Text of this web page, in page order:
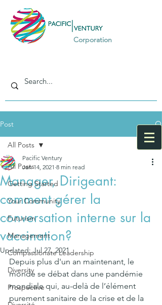
Corporation
Post
All Posts
Getting Started
Your Community
Futurism
Management
Compassionate Leadership
Diversity
Prospective
All Posts
Manager, Dirigeant:
comment gérer la
conversation interne sur la
vaccination?
Pacific Ventury
Jan 14, 2021 8 min read
Updated:Jul 27, 2021
Depuis plus d'un an maintenant, le
monde se débat dans une pandémie
mondiale qui, au-delà de l’élément
purement sanitaire de la crise et de la